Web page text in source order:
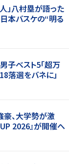
」八村塁が語った
本バスケの“明る
子ベスト5「超万
落選をバネに」
、大学勢が激
2026』が開催へ